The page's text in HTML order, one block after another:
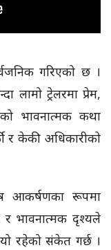
गरिएको छ ।
लामो ट्रेलरमा प्रेम,
भावनात्मक कथा
र केकी अधिकारीको
आकर्षणका रूपमा
भावनात्मक दृश्यले
रहेको संकेत गर्छ ।